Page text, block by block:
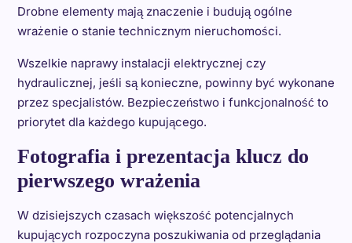
Drobne elementy mają znaczenie i budują ogólne
wrażenie o stanie technicznym nieruchomości.
Wszelkie naprawy instalacji elektrycznej czy
hydraulicznej, jeśli są konieczne, powinny być wykonane
przez specjalistów. Bezpieczeństwo i funkcjonalność to
priorytet dla każdego kupującego.
Fotografia i prezentacja klucz do
pierwszego wrażenia
W dzisiejszych czasach większość potencjalnych
kupujących rozpoczyna poszukiwania od przeglądania